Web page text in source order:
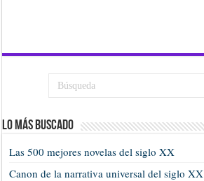
Lo más buscado
Las 500 mejores novelas del siglo XX
Canon de la narrativa universal del siglo XX